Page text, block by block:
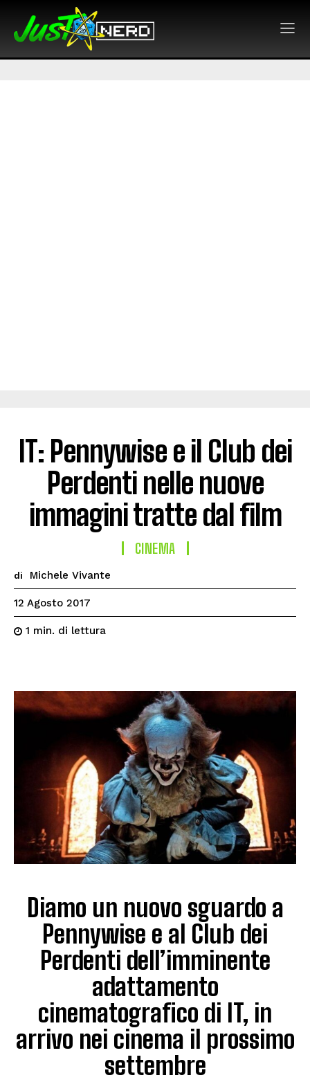
IT: Pennywise e il Club dei
Perdenti nelle nuove
immagini tratte dal film
CINEMA
di Michele Vivante
12 Agosto 2017
1 min. di lettura
Diamo un nuovo sguardo a
Pennywise e al Club dei
Perdenti dell’imminente
adattamento
cinematografico di IT, in
arrivo nei cinema il prossimo
settembre